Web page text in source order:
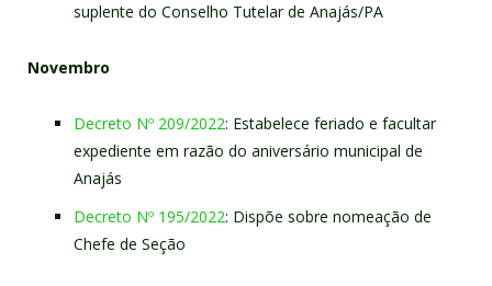
suplente do Conselho Tutelar de Anajás/PA
Novembro
Decreto Nº 209/2022: Estabelece feriado e facultar
expediente em razão do aniversário municipal de
Anajás
Decreto Nº 195/2022: Dispõe sobre nomeação de
Chefe de Seção